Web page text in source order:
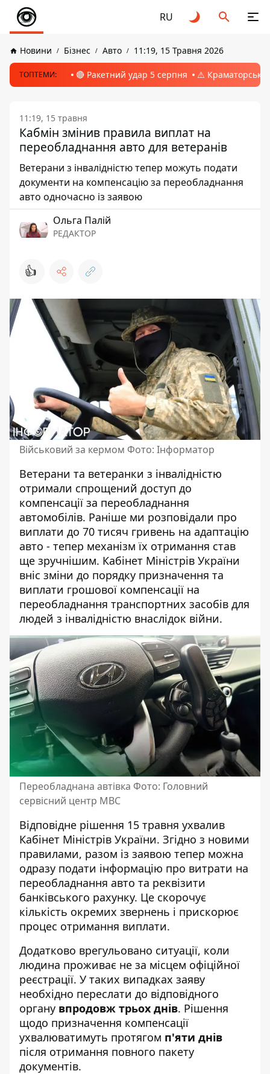
RU
Новини Бізнес Авто 11:19, 15 Травня 2026
ТОПТЕМИ: 🔴 Ракетний удар 5 серпня ⚠️ Краматорськ,
11:19, 15 травня
Кабмін змінив правила виплат на
переобладнання авто для ветеранів
Ветерани з інвалідністю тепер можуть подати
документи на компенсацію за переобладнання
авто одночасно із заявою
Ольга Палій
РЕДАКТОР
👍
Військовий за кермом Фото: Інформатор
Ветерани та ветеранки з інвалідністю
отримали спрощений доступ до
компенсації за переобладнання
автомобілів. Раніше ми розповідали про
виплати до 70 тисяч гривень на адаптацію
авто - тепер механізм їх отримання став
ще зручнішим. Кабінет Міністрів України
вніс зміни до порядку призначення та
виплати грошової компенсації на
переобладнання транспортних засобів для
людей з інвалідністю внаслідок війни.
Переобладнана автівка Фото: Головний
сервісний центр МВС
Відповідне рішення 15 травня ухвалив
Кабінет Міністрів України. Згідно з новими
правилами, разом із заявою тепер можна
одразу подати інформацію про витрати на
переобладнання авто та реквізити
банківського рахунку. Це скорочує
кількість окремих звернень і прискорює
процес отримання виплати.
Додатково врегульовано ситуації, коли
людина проживає не за місцем офіційної
реєстрації. У таких випадках заяву
необхідно переслати до відповідного
органу впродовж трьох днів. Рішення
щодо призначення компенсації
ухвалюватимуть протягом п'яти днів
після отримання повного пакету
документів.